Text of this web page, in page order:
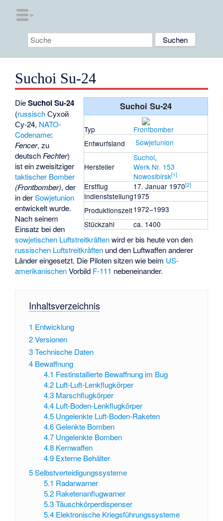
Suchoi Su-24
Suchoi Su-24
Typ
Frontbomber
Entwurfsland
Sowjetunion
Hersteller
Suchoi,
Werk Nr. 153
Nowosibirsk[1]
Erstflug 17. Januar 1970[2]
Indienststellung1975
Produktionszeit1972–1993
Stückzahl
ca. 1400
DieSuchoi Su-24
(russisch Сухой
Су-24, NATO-
Codename:
Fencer, zu
deutschFechter)
ist ein zweisitziger
taktischer Bomber
(Frontbomber), der
in derSowjetunion
entwickelt wurde.
Nach seinem
Einsatz bei den
sowjetischen Luftstreitkräftenwird er bis heute von den
russischen Luftstreitkräften und den Luftwaffen anderer
Länder eingesetzt. Die Piloten sitzen wie beim US-
amerikanischenVorbild F-111 nebeneinander.
Inhaltsverzeichnis
1 Entwicklung
2Versionen
3Technische Daten
4 Bewaffnung
4.1 Festinstallierte Bewaffnung im Bug
4.2 Luft-Luft-Lenkflugkörper
4.3 Marschflugkörper
4.4 Luft-Boden-Lenkflugkörper
4.5 Ungelenkte Luft-Boden-Raketen
4.6 Gelenkte Bomben
4.7 Ungelenkte Bomben
4.8 Kernwaffen
4.9 Externe Behälter
5Selbstverteidigungssysteme
5.1 Radarwarner
5.2 Raketenanflugwarner
5.3 Täuschkörperdispenser
5.4 Elektronische Kriegsführungssysteme